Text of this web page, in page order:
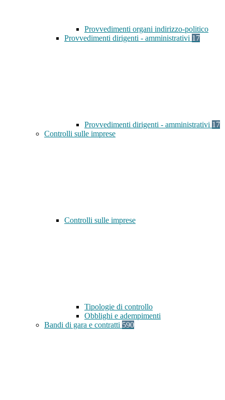
Provvedimenti organi indirizzo-politico
Provvedimenti dirigenti - amministrativi 17
Provvedimenti dirigenti - amministrativi 17
Controlli sulle imprese
Controlli sulle imprese
Tipologie di controllo
Obblighi e adempimenti
Bandi di gara e contratti 590